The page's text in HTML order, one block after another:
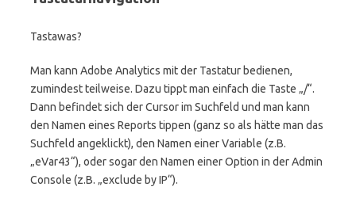
Tastawas?
Man kann Adobe Analytics mit der Tastatur bedienen,
zumindest teilweise. Dazu tippt man einfach die Taste „/“.
Dann befindet sich der Cursor im Suchfeld und man kann
den Namen eines Reports tippen (ganz so als hätte man das
Suchfeld angeklickt), den Namen einer Variable (z.B.
„eVar43“), oder sogar den Namen einer Option in der Admin
Console (z.B. „exclude by IP“).